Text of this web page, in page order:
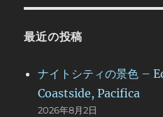
最近の投稿
ナイトシティの景色 –
Coastside, Pacifica
2026年8月2日